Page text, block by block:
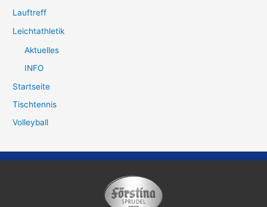
Lauftreff
Leichtathletik
Aktuelles
INFO
Startseite
Tischtennis
Volleyball